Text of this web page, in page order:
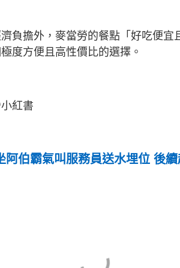
負擔外，麥當勞的餐點「好吃便
度方便且高性價比的選擇。
紅書
阿伯霸氣叫服務員送水埋位 後